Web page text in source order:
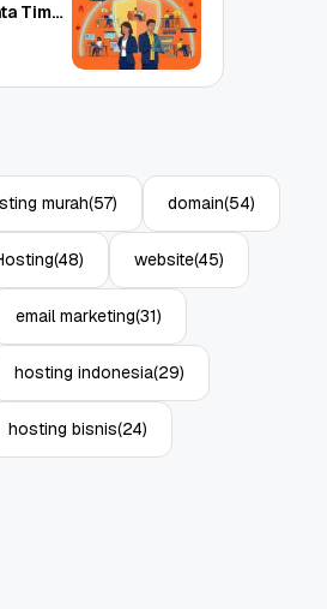
Tim
murah(57) domain(54)
(48) website(45)
email marketing(31)
hosting indonesia(29)
hosting bisnis(24)